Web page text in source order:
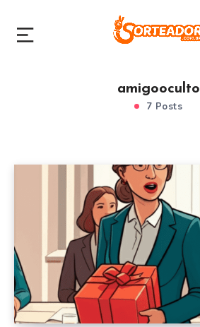
amigooculto
7 Posts